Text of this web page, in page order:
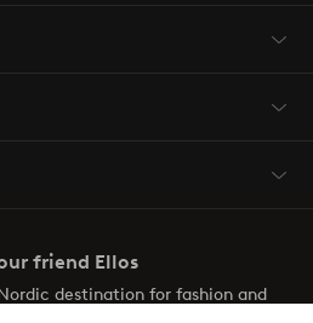
friend Ellos
destination for fashion and